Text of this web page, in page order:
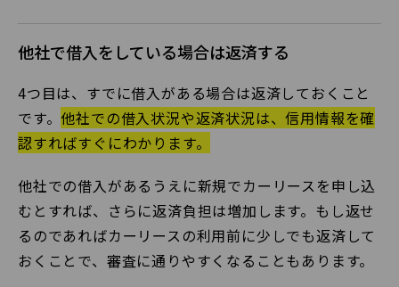
他社で借入をしている場合は返済する
4つ目は、すでに借入がある場合は返済しておくこと
です。他社での借入状況や返済状況は、信用情報を確
認すればすぐにわかります。
他社での借入があるうえに新規でカーリースを申し込
むとすれば、さらに返済負担は増加します。もし返せ
るのであればカーリースの利用前に少しでも返済して
おくことで、審査に通りやすくなることもあります。